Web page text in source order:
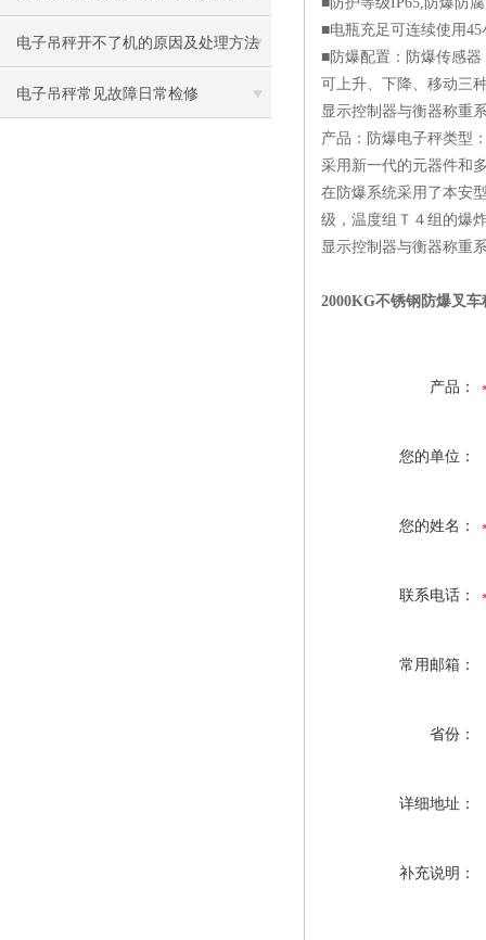
电子吊秤开不了机的原因及处理方法
电子吊秤常见故障日常检修
■电瓶充足可连续使用45
■防爆配置：防爆传感
可上升、下降、移动三
显示控制器与衡器称重
产品：防爆电子秤类型
采用新一代的元器件和
在防爆系统采用了本安
级，温度组Ｔ４组的爆
显示控制器与衡器称重
2000KG不锈钢防爆叉
产品：
您的单位：
您的姓名：
联系电话：
常用邮箱：
省份：
详细地址：
补充说明：